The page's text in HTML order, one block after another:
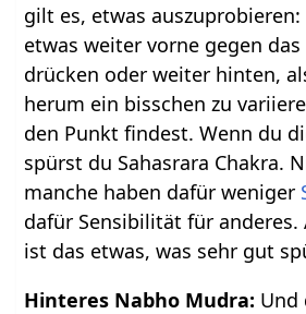
gilt es, etwas
etwas weiter vorne gegen das
drücken oder weiter hinten,
herum ein bisschen zu
den Punkt findest. Wenn du
spürst du Sahasrara Chakra.
manche haben dafür weniger
dafür Sensibilität für anderes.
ist das etwas, was sehr gut
Hinteres Nabho Mudra: Und